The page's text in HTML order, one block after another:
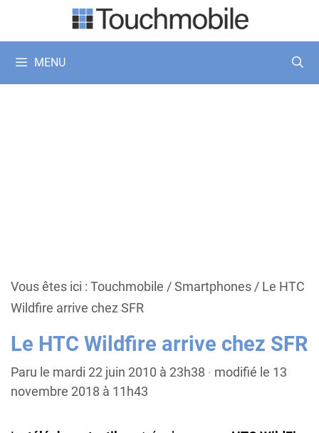
MENU
Vous êtes ici : Touchmobile /Smartphones/ Le HTC
Wildfire arrive chez SFR
Le HTC Wildfire arrive chez SFR
Paru le mardi 22 juin 2010 à 23h38 · modifié le 13
novembre 2018 à 11h43